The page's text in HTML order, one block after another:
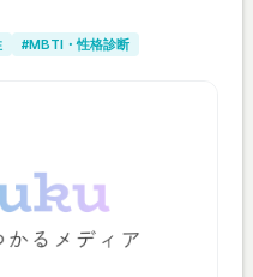
#MBTI・性格診断